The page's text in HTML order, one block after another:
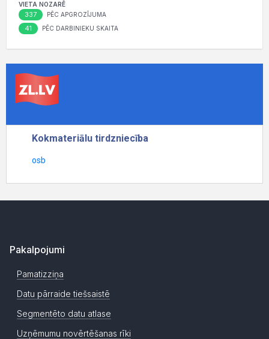
VIETA NOZARĒ
337 PĒC APGROZĪJUMA
41 PĒC DARBINIEKU SKAITA
Pakalpojumi
Pamatizziņa
Datu pārraide tiešsaistē
Segmentēto datu atlase
Uzņēmumu novērtēšanas rīki